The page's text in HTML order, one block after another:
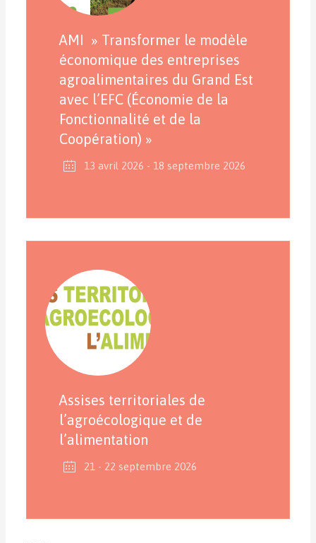
AMI » Transformer le modèle
économique des entreprises
agroalimentaires du Grand Est
avec l’EFC (Économie de la
Fonctionnalité et de la
Coopération) »
13 avril 2026 - 18 septembre 2026
Assises territoriales de
l’agroécologique et de
l’alimentation
21 - 22 septembre 2026